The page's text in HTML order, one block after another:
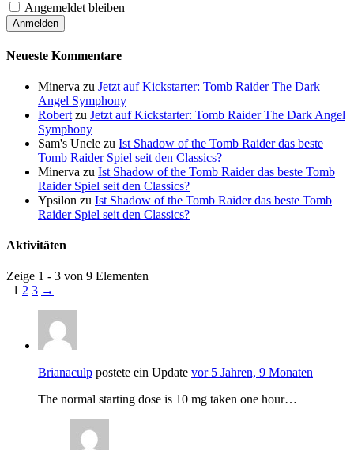
Angemeldet bleiben
Neueste Kommentare
Minerva zu Jetzt auf Kickstarter: Tomb Raider The Dark
Angel Symphony
Robert zu Jetzt auf Kickstarter: Tomb Raider The Dark Angel
Symphony
Sam's Uncle zu Ist Shadow of the Tomb Raider das beste
Tomb Raider Spiel seit den Classics?
Minerva zu Ist Shadow of the Tomb Raider das beste Tomb
Raider Spiel seit den Classics?
Ypsilon zu Ist Shadow of the Tomb Raider das beste Tomb
Raider Spiel seit den Classics?
Aktivitäten
Zeige 1 - 3 von 9 Elementen
1 2 3 →
Brianaculp postete ein Update vor 5 Jahren, 9 Monaten
The normal starting dose is 10 mg taken one hour…